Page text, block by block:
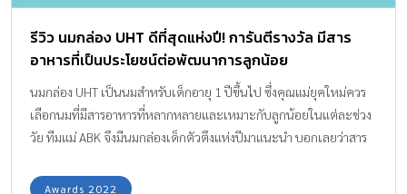
เป็นสิ่งจำเป็น ไม่ว่าจะเป็นนมกล่อง UHT หรือการฝึกให้ลูกดื่มนมจาก
แก้ว ก็เพื่อให้ลูกได้รับสารอาหารที่หลากหลาย และเติบโตแข็งแรงสมวัย
และเป็นการสร้างประสบการณ์ที่ดีในการกิน […]
รีวิว นมกล่อง UHT ดีที่สุดแห่งปี! การันตีรางวัล มีสาร
อาหารที่เป็นประโยชน์ต่อพัฒนาการลูกน้อย
นมกล่อง UHT เป็นนมสำหรับเด็กอายุ 1 ปีขึ้นไป ซึ่งคุณแม่ยุคใหม่ควร
เลือกนมที่มีสารอาหารที่หลากหลายและเหมาะกับลูกน้อยในแต่ละช่วง
วัย ทีมแม่ ABK จึงมีนมกล่องเด็กตัวตึงแห่งปีมาแนะนำ บอกเลยว่าสาร
ประโยชน์ต่อร่างกาย นม คือ อาหารอย่างหนึ่งที่ได้รับความนิยม ตั้งแต่
Awards 2022